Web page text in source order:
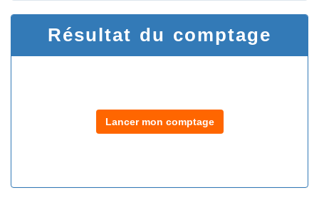
Résultat du comptage
Lancer mon comptage